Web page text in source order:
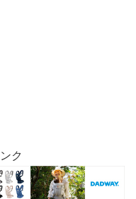
ク